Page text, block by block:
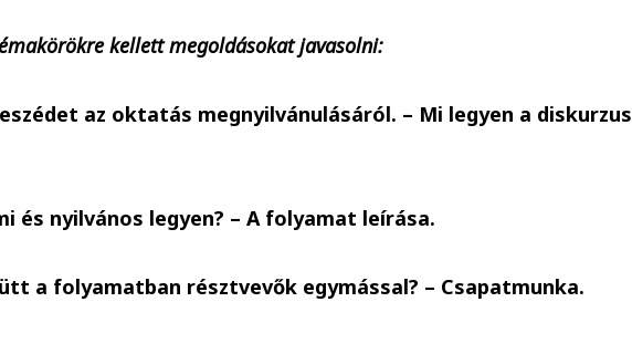
kellett megoldásokat javasolni:
az oktatás megnyilvánulásáról. – Mi legyen a diskurzus
és nyilvános legyen? – A folyamat leírása.
a folyamatban résztvevők egymással? – Csapatmunka.